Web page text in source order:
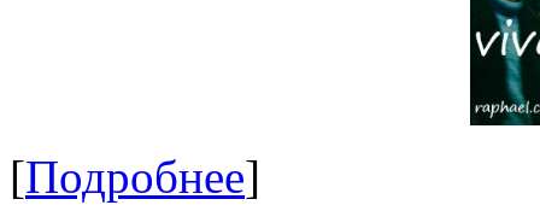
[Подробнее]